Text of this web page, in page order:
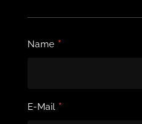
Name *
E-Mail *